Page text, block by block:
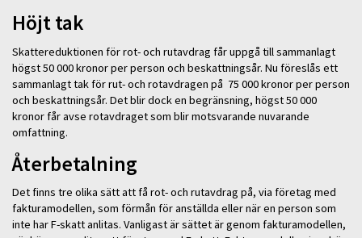
Höjt tak
Skattereduktionen för rot- och rutavdrag får uppgå till sammanlagt
högst 50 000 kronor per person och beskattningsår. Nu föreslås ett
sammanlagt tak för rut- och rotavdragen på 75 000 kronor per person
och beskattningsår. Det blir dock en begränsning, högst 50 000
kronor får avse rotavdraget som blir motsvarande nuvarande
omfattning.
Återbetalning
Det finns tre olika sätt att få rot- och rutavdrag på, via företag med
fakturamodellen, som förmån för anställda eller när en person som
inte har F-skatt anlitas. Vanligast är sättet är genom fakturamodellen,